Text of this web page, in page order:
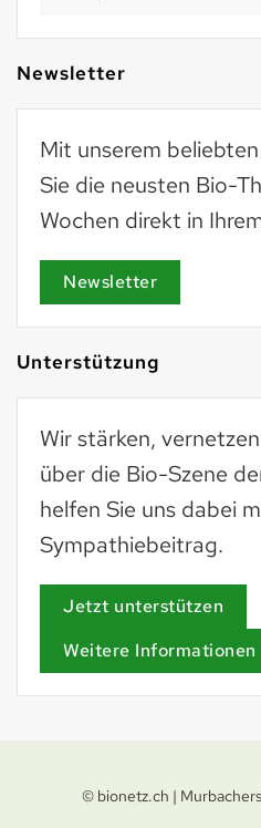
Newsletter
Mit unserem
Sie die neusten Bio-
Wochen direkt in
Newsletter
Unterstützung
Wir stärken,
über die Bio-Szene
helfen Sie uns dabei
Sympathiebeitrag.
Jetzt unterstützen
Weitere Informationen
© bionetz.ch |